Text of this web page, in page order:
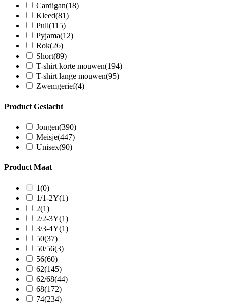
Cardigan(18)
Kleed(81)
Pull(115)
Pyjama(12)
Rok(26)
Short(89)
T-shirt korte mouwen(194)
T-shirt lange mouwen(95)
Zwemgerief(4)
Product Geslacht
Jongen(390)
Meisje(447)
Unisex(90)
Product Maat
1(0)
1/1-2Y(1)
2(1)
2/2-3Y(1)
3/3-4Y(1)
50(37)
50/56(3)
56(60)
62(145)
62/68(44)
68(172)
74(234)